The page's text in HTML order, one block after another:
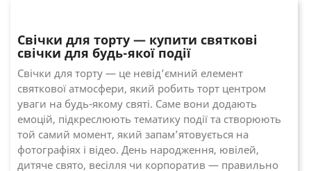
Свічки для торту — купити святкові
свічки для будь-якої події
Свічки для торту — це невід’ємний елемент
святкової атмосфери, який робить торт центром
уваги на будь-якому святі. Саме вони додають
емоцій, підкреслюють тематику події та створюють
той самий момент, який запам’ятовується на
фотографіях і відео. День народження, ювілей,
дитяче свято, весілля чи корпоратив — правильно